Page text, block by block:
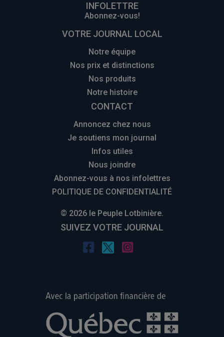
INFOLETTRE
Abonnez-vous!
VOTRE JOURNAL LOCAL
Notre équipe
Nos prix et distinctions
Nos produits
Notre histoire
CONTACT
Annoncez chez nous
Je soutiens mon journal
Infos utiles
Nous joindre
Abonnez-vous à nos infolettres
POLITIQUE DE CONFIDENTIALITÉ
© 2026 le Peuple Lotbinière.
SUIVEZ VOTRE JOURNAL